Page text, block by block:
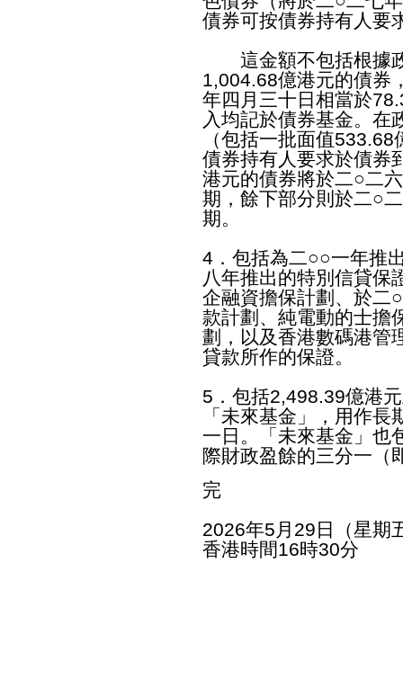
債券可按債券持有人要
這金額不包括根據政
1,004.68億港元的債券
年四月三十日相當於
入均記於債券基金。在
（包括一批面值
債券持有人要求於債券
港元的債券將於二○二
期，餘下部分則於二○
期。
4．包括為二○○一年推
八年推出的特別信貸保
企融資擔保計劃、於二
款計劃、純電動的士擔
劃，以及香港數碼港管
貸款所作的保證。
5．包括2,498.39億港
「未來基金」，用作
一日。「未來基金」也
際財政盈餘的三分一（
完
2026年5月29日（星期
香港時間16時30分